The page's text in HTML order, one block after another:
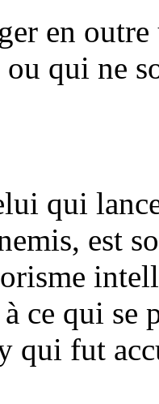
en
qui ne
qui
est
ce qui se
qui fut